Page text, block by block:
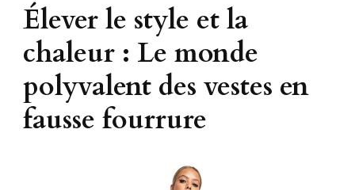
Élever le style et la
chaleur : Le monde
polyvalent des vestes en
fausse fourrure